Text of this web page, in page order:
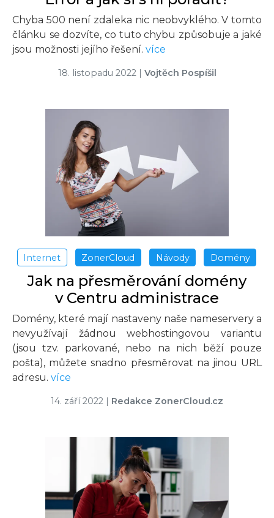
Chyba 500 není zdaleka nic neobvyklého. V tomto
článku se dozvíte, co tuto chybu způsobuje a jaké
jsou možnosti jejího řešení. více
18. listopadu 2022| Vojtěch Pospíšil
Internet ZonerCloud Návody Domény
Jak na přesměrování domény
v Centru administrace
Domény, které mají nastaveny naše nameservery a
nevyužívají žádnou webhostingovou variantu
(jsou tzv. parkované, nebo na nich běží pouze
pošta), můžete snadno přesměrovat na jinou URL
adresu. více
14. září 2022 | Redakce ZonerCloud.cz